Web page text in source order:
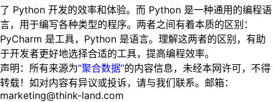
了 Python 开发的效率和体验。而 Python 是一种通用的编程语
言，用于编写各种类型的程序。两者之间有着本质的区别：
PyCharm 是工具，Python 是语言。理解这两者的区别，有助
于开发者更好地选择合适的工具，提高编程效率。
声明：所有来源为“聚合数据”的内容信息，未经本网许可，不得
转载！如对内容有异议或投诉，请与我们联系。邮箱：
marketing@think-land.com